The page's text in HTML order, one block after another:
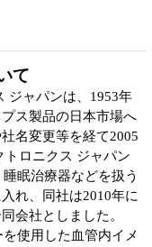
て
ジャパンは、1953年
ス製品の日本市場へ
名変更等を経て2005
ロニクス ジャパン
眠治療器などを扱う
れ、同社は2010年に
会社としました。
使用した血管内イメ